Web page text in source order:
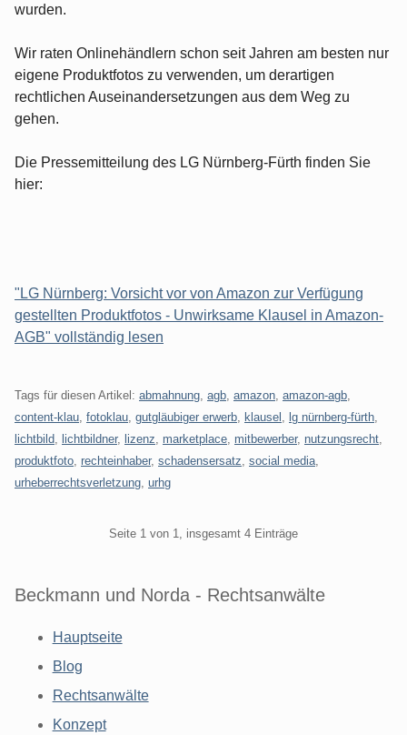
wurden.
Wir raten Onlinehändlern schon seit Jahren am besten nur
eigene Produktfotos zu verwenden, um derartigen
rechtlichen Auseinandersetzungen aus dem Weg zu
gehen.
Die Pressemitteilung des LG Nürnberg-Fürth finden Sie
hier:
"LG Nürnberg: Vorsicht vor von Amazon zur Verfügung
gestellten Produktfotos - Unwirksame Klausel in Amazon-
AGB" vollständig lesen
Tags für diesen Artikel: abmahnung agb amazon amazon-agb
content-klau fotoklau gutgläubiger erwerb klausel lg nürnberg-fürth
lichtbild
lichtbildner, lizenz marketplace mitbewerber, nutzungsrecht
produktfoto rechteinhaber, schadensersatz social media
urheberrechtsverletzung urhg
Seite 1 von 1, insgesamt 4 Einträge
Beckmann und Norda - Rechtsanwälte
Hauptseite
Blog
Rechtsanwälte
Konzept